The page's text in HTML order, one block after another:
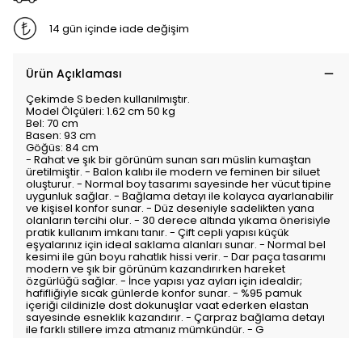
14 gün içinde iade değişim
Ürün Açıklaması
Çekimde S beden kullanılmıştır.
Model Ölçüleri: 1.62 cm 50 kg
Bel: 70 cm
Basen: 93 cm
Göğüs: 84 cm
- Rahat ve şık bir görünüm sunan sarı müslin kumaştan
üretilmiştir. - Balon kalıbı ile modern ve feminen bir siluet
oluşturur. - Normal boy tasarımı sayesinde her vücut tipine
uygunluk sağlar. - Bağlama detayı ile kolayca ayarlanabilir
ve kişisel konfor sunar. - Düz deseniyle sadelikten yana
olanların tercihi olur. - 30 derece altında yıkama önerisiyle
pratik kullanım imkanı tanır. - Çift cepli yapısı küçük
eşyalarınız için ideal saklama alanları sunar. - Normal bel
kesimi ile gün boyu rahatlık hissi verir. - Dar paça tasarımı
modern ve şık bir görünüm kazandırırken hareket
özgürlüğü sağlar. - İnce yapısı yaz ayları için idealdir;
hafifliğiyle sıcak günlerde konfor sunar. - %95 pamuk
içeriği cildinizle dost dokunuşlar vaat ederken elastan
sayesinde esneklik kazandırır. - Çarpraz bağlama detayı
ile farklı stillere imza atmanız mümkündür. - G